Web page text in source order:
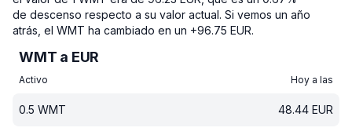
de descenso respecto a su valor actual. Si vemos un año
atrás, el WMT ha cambiado en un +96.75 EUR.
WMT a EUR
Activo Hoy a las
0.5 WMT 48.44 EUR